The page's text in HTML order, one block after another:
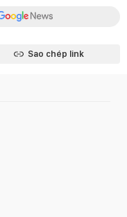
Sao chép link